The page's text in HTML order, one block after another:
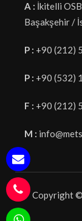
A : İkitelli
Başakşehir /
P : +90 (212)
P : +90 (532)
F : +90 (212)
M :
Copyright